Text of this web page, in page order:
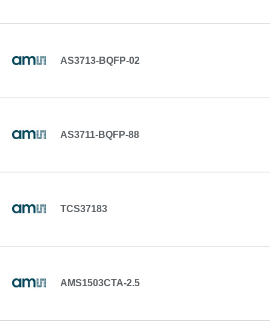
AS3713-BQFP-02
AS3711-BQFP-88
TCS37183
AMS1503CTA-2.5